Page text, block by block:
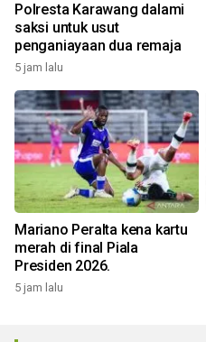
Polresta Karawang dalami
saksi untuk usut
penganiayaan dua remaja
5 jam lalu
Mariano Peralta kena kartu
merah di final Piala
Presiden 2026.
5 jam lalu